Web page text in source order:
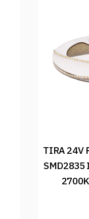
TIRA 24V
SMD2835